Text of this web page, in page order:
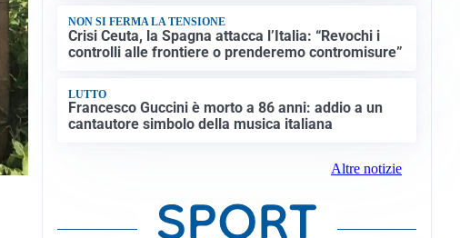
NON SI FERMA LA TENSIONE
Crisi Ceuta, la Spagna attacca l’Italia: “Revochi i
controlli alle frontiere o prenderemo contromisure”
LUTTO
Francesco Guccini è morto a 86 anni: addio a un
cantautore simbolo della musica italiana
Altre notizie